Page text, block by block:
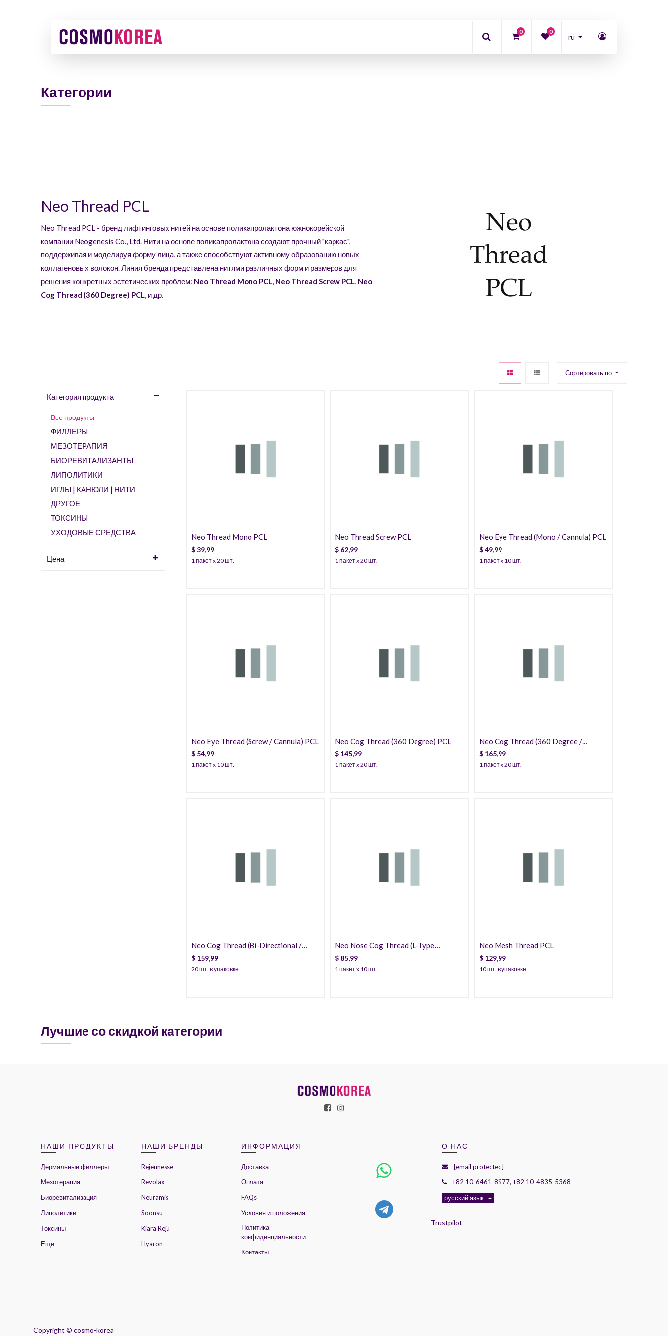
0 0
ru
Категории
Neo Thread PCL
Neo Thread PCL - бренд лифтинговых нитей на основе поликапролактона южнокорейской
компании Neogenesis Co., Ltd. Нити на основе поликапролактона создают прочный "каркас",
поддерживая и моделируя форму лица, а также способствуют активному образованию новых
коллагеновых волокон. Линия бренда представлена нитями различных форм и размеров для
решения конкретных эстетических проблем: Neo Thread Mono PCL, Neo Thread Screw PCL, Neo
Cog Thread (360 Degree) PCL, и др.
Сортировать по
Категория продукта
Все продукты
ФИЛЛЕРЫ
МЕЗОТЕРАПИЯ
БИОРЕВИТАЛИЗАНТЫ
ЛИПОЛИТИКИ
ИГЛЫ | КАНЮЛИ | НИТИ
ДРУГОЕ
ТОКСИНЫ
УХОДОВЫЕ СРЕДСТВА
Цена
39,99
Neo Thread Mono PCL
$39,99
1 пакет x 20 шт.
62,99
Neo Thread Screw PCL
$ 62,99
1 пакет x 20 шт.
49,99
Neo Eye Thread (Mono / Cannula) PCL
$49,99
1 пакет x 10 шт.
54,99
Neo Eye Thread (Screw / Cannula) PCL
$ 54,99
1 пакет x 10 шт.
145,99
Neo Cog Thread (360 Degree) PCL
$ 145,99
1 пакет x 20 шт.
165,99
Neo Cog Thread (360 Degree /
Cannula) PCL
$ 165,99
1 пакет x 20 шт.
159,99
Neo Cog Thread (Bi-Directional /
Cannula) PCL
$ 159,99
20 шт. в упаковке
85,99
Neo Nose Cog Thread (L-Type
Cannula) PCL
$ 85,99
1 пакет x 10 шт.
129,99
Neo Mesh Thread PCL
$ 129,99
10 шт. в упаковке
Лучшие со скидкой категории
НАШИ ПРОДУКТЫ
Дермальные филлеры
Мезотерапия
Биоревитализация
Липолитики
Токсины
Еще
НАШИ БРЕНДЫ
Rejeunesse
Revolax
Neuramis
Soonsu
Kiara Reju
Hyaron
ИНФОРМАЦИЯ
Доставка
Оплата
FAQs
Условия и положения
Политика
конфиденциальности
Контакты
О НАС
[email protected]
+82 10-6461-8977, +82 10-4835-5368
русский язык
Trustpilot
Copyright © cosmo-korea